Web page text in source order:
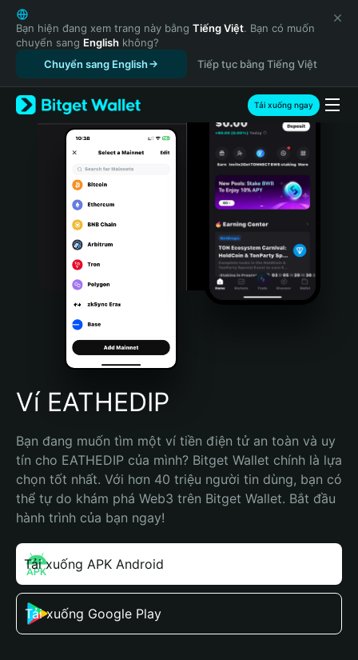
English
日本語
Tiếng Việt
Русский
Español (Latinoamérica)
Türkçe
Italiano
Português (Portugal)
Bahasa Indonesia
Português (Brasil)
Español (Argentina)
Bạn hiện đang xem trang này bằng Tiếng Việt. Bạn có muốn
chuyển sang English không?
Chuyển sang English
Tiếp tục bằng Tiếng Việt
Tải xuống ngay
Ví EATHEDIP
Bạn đang muốn tìm một ví tiền điện tử an toàn và uy
tín cho EATHEDIP của mình? Bitget Wallet chính là lựa
chọn tốt nhất. Với hơn 40 triệu người tin dùng, bạn có
thể tự do khám phá Web3 trên Bitget Wallet. Bắt đầu
hành trình của bạn ngay!
Tải xuống APK Android
Tải xuống Google Play